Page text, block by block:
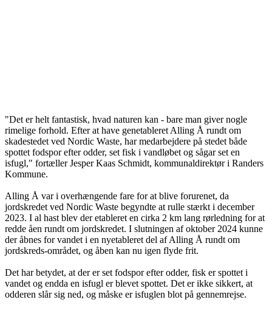
"Det er helt fantastisk, hvad naturen kan - bare man giver nogle
rimelige forhold. Efter at have genetableret Alling Å rundt om
skadestedet ved Nordic Waste, har medarbejdere på stedet både
spottet fodspor efter odder, set fisk i vandløbet og sågar set en
isfugl," fortæller Jesper Kaas Schmidt, kommunaldirektør i Randers
Kommune.
Alling Å var i overhængende fare for at blive forurenet, da
jordskredet ved Nordic Waste begyndte at rulle stærkt i december
2023. I al hast blev der etableret en cirka 2 km lang rørledning for at
redde åen rundt om jordskredet. I slutningen af oktober 2024 kunne
der åbnes for vandet i en nyetableret del af Alling Å rundt om
jordskreds-området, og åben kan nu igen flyde frit.
Det har betydet, at der er set fodspor efter odder, fisk er spottet i
vandet og endda en isfugl er blevet spottet. Det er ikke sikkert, at
odderen slår sig ned, og måske er isfuglen blot på gennemrejse.